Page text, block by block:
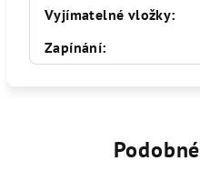
Vyjímatelné vložky:
Zapínání: